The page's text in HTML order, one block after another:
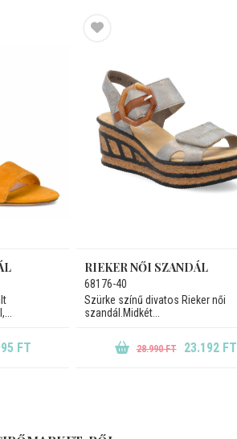
FT
RIEKER NŐI SZANDÁL
68176-40
Szürke színű divatos Rieker női
szandál.Midkét...
28.990 FT 23.192 FT